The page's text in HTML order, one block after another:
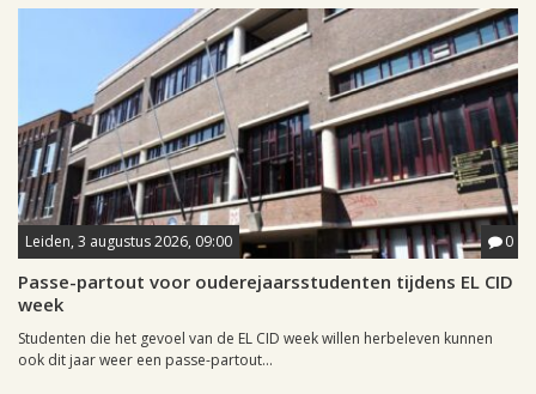
Leiden, 3 augustus 2026, 09:00 0
Passe-partout voor ouderejaarsstudenten tijdens EL CID
week
Studenten die het gevoel van de EL CID week willen herbeleven kunnen
ook dit jaar weer een passe-partout...